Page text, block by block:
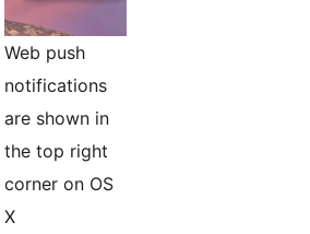
Web push
notifications
are shown in
the top right
corner on OS
X